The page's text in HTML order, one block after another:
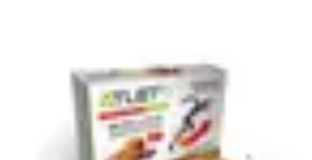
Passion Gâteaux